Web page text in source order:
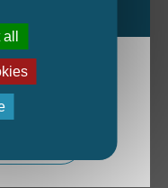
est arrivée!